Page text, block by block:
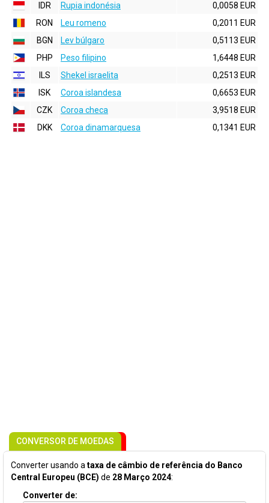
IDR
Rupia indonésia
0,0058 EUR
RON
Leu romeno
0,2011 EUR
BGN
Lev búlgaro
0,5113 EUR
PHP
Peso filipino
1,6448 EUR
ILS
Shekel israelita
0,2513 EUR
ISK
Coroa islandesa
0,6653 EUR
CZK
Coroa checa
3,9518 EUR
DKK
Coroa dinamarquesa 0,1341 EUR
CONVERSOR DE MOEDAS
Converter usando a taxa de câmbio de referência do Banco
Central Europeu (BCE) de 28 Março 2024:
Converter de: